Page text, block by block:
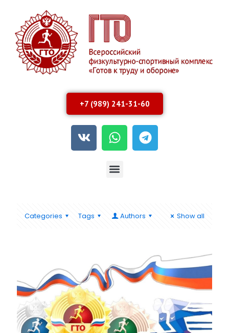
+7 (989) 241-31-60
Categories Tags Authors Show all